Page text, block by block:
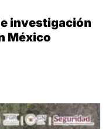
investigación
México